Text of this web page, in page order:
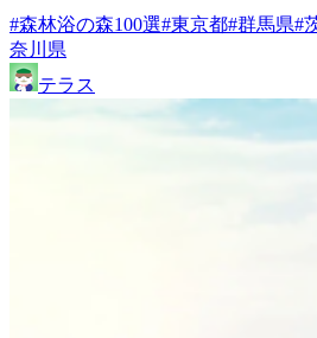
#森林浴の森100選#東京都#群馬県#
奈川県
テラス